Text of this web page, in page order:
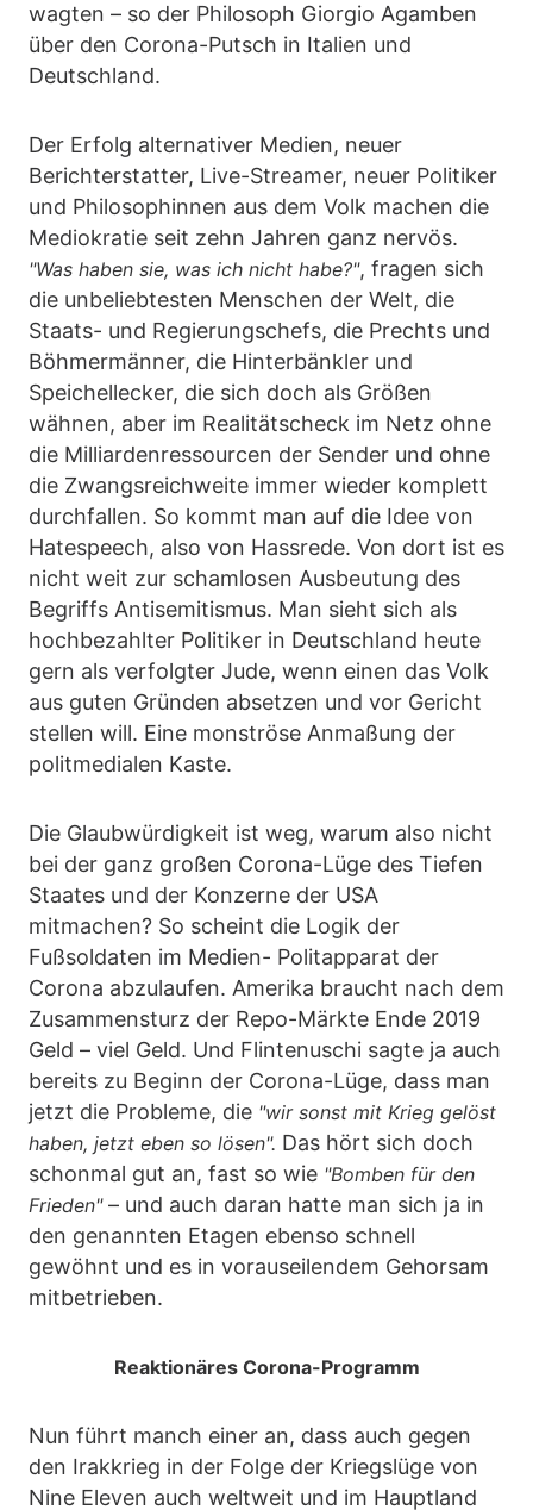
wagten – so der Philosoph Giorgio Agamben
über den Corona-Putsch in Italien und
Deutschland.
Der Erfolg alternativer Medien, neuer
Berichterstatter, Live-Streamer, neuer Politiker
und Philosophinnen aus dem Volk machen die
Mediokratie seit zehn Jahren ganz nervös.
"Was haben sie, was ich nicht habe?", fragen sich
die unbeliebtesten Menschen der Welt, die
Staats- und Regierungschefs, die Prechts und
Böhmermänner, die Hinterbänkler und
Speichellecker, die sich doch als Größen
wähnen, aber im Realitätscheck im Netz ohne
die Milliardenressourcen der Sender und ohne
die Zwangsreichweite immer wieder komplett
durchfallen. So kommt man auf die Idee von
Hatespeech, also von Hassrede. Von dort ist es
nicht weit zur schamlosen Ausbeutung des
Begriffs Antisemitismus. Man sieht sich als
hochbezahlter Politiker in Deutschland heute
gern als verfolgter Jude, wenn einen das Volk
aus guten Gründen absetzen und vor Gericht
stellen will. Eine monströse Anmaßung der
politmedialen Kaste.
Die Glaubwürdigkeit ist weg, warum also nicht
bei der ganz großen Corona-Lüge des Tiefen
Staates und der Konzerne der USA
mitmachen? So scheint die Logik der
Fußsoldaten im Medien- Politapparat der
Corona abzulaufen. Amerika braucht nach dem
Zusammensturz der Repo-Märkte Ende 2019
Geld – viel Geld. Und Flintenuschi sagte ja auch
bereits zu Beginn der Corona-Lüge, dass man
jetzt die Probleme, die "wir sonst mit Krieg gelöst
haben, jetzt eben so lösen". Das hört sich doch
schonmal gut an, fast so wie "Bomben für den
Frieden"– und auch daran hatte man sich ja in
den genannten Etagen ebenso schnell
gewöhnt und es in vorauseilendem Gehorsam
mitbetrieben.
Reaktionäres Corona-Programm
Nun führt manch einer an, dass auch gegen
den Irakkrieg in der Folge der Kriegslüge von
Nine Eleven auch weltweit und im Hauptland